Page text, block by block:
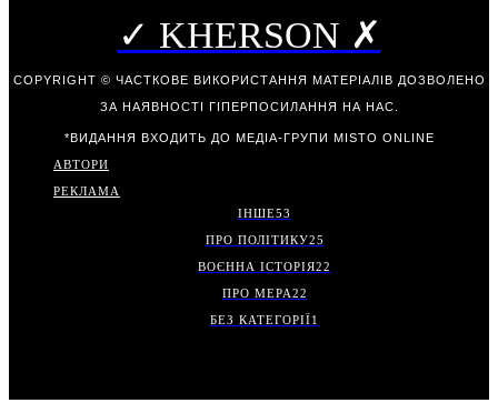
✓ KHERSON ✗
COPYRIGHT © ЧАСТКОВЕ ВИКОРИСТАННЯ МАТЕРІАЛІВ ДОЗВОЛЕНО
ЗА НАЯВНОСТІ ГІПЕРПОСИЛАННЯ НА НАС.
*ВИДАННЯ ВХОДИТЬ ДО МЕДІА-ГРУПИ MISTO ONLINE
АВТОРИ
РЕКЛАМА
ІНШЕ53
ПРО ПОЛІТИКУ25
ВОЄННА ІСТОРІЯ22
ПРО МЕРА22
БЕЗ КАТЕГОРІЇ1